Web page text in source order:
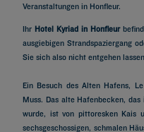
Veranstaltungen in Honfleur.
Ihr Hotel Kyriad in Honfleur
ausgiebigen Strandspaziergang
Sie sich also nicht entgehen
Ein Besuch des Alten Hafens,
Muss. Das alte Hafenbecken,
wurde, ist von pittoresken Kais
sechsgeschossigen, schmalen